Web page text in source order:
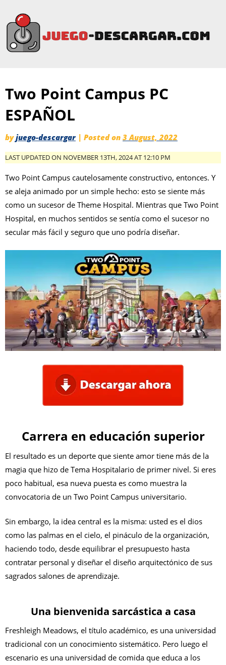
Two Point Campus PC
ESPAÑOL
byjuego-descargar | Posted on 3 August, 2022
LAST UPDATED ON NOVEMBER 13TH, 2024 AT 12:10 PM
Two Point Campus cautelosamente constructivo, entonces. Y
se aleja animado por un simple hecho: esto se siente más
como un sucesor de Theme Hospital. Mientras que Two Point
Hospital, en muchos sentidos se sentía como el sucesor no
secular más fácil y seguro que uno podría diseñar.
Carrera en educación superior
El resultado es un deporte que siente amor tiene más de la
magia que hizo de Tema Hospitalario de primer nivel. Si eres
poco habitual, esa nueva puesta es como muestra la
convocatoria de un Two Point Campus universitario.
Sin embargo, la idea central es la misma: usted es el dios
como las palmas en el cielo, el pináculo de la organización,
haciendo todo, desde equilibrar el presupuesto hasta
contratar personal y diseñar el diseño arquitectónico de sus
sagrados salones de aprendizaje.
Una bienvenida sarcástica a casa
Freshleigh Meadows, el título académico, es una universidad
tradicional con un conocimiento sistemático. Pero luego el
escenario es una universidad de comida que educa a los